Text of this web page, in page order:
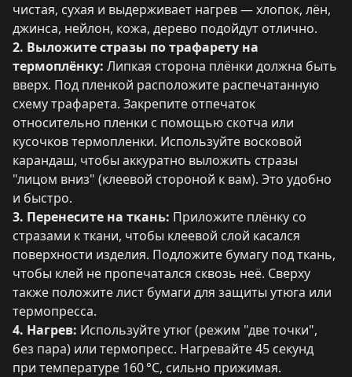
чистая, сухая и выдерживает нагрев — хлопок, лён,
джинса, нейлон, кожа, дерево подойдут отлично.
2. Выложите стразы по трафарету на
термоплёнку: Липкая сторона плёнки должна быть
вверх. Под пленкой расположите распечатанную
схему трафарета. Закрепите отпечаток
относительно пленки с помощью скотча или
кусочков термопленки. Используйте восковой
карандаш, чтобы аккуратно выложить стразы
"лицом вниз" (клеевой стороной к вам). Это удобно
и быстро.
3. Перенесите на ткань: Приложите плёнку со
стразами к ткани, чтобы клеевой слой касался
поверхности изделия. Подложите бумагу под ткань,
чтобы клей не пропечатался сквозь неё. Сверху
также положите лист бумаги для защиты утюга или
термопресса.
4. Нагрев: Используйте утюг (режим "две точки",
без пара) или термопресс. Нагревайте 45 секунд
при температуре 160 °C, сильно прижимая.